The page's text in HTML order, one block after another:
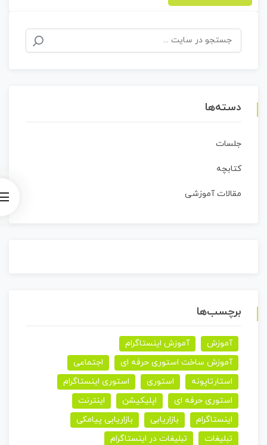
جستجو
برای:
دسته‌ها
جلسات
کتابچه
مقالات آموزشی
برچسب‌ها
آموزش
آموزش اینستاگرام
آموزش ساخت استوری حرفه ای
اجتماعی
استارتاپونه
استوری
استوری اینستاگرام
استوری حرفه ای
اپلیکیشن
اینترنت
اینستاگرام
بازاریابی
بازاریابی پیامکی
تبلیغات
تبلیغات در اینستاگرام